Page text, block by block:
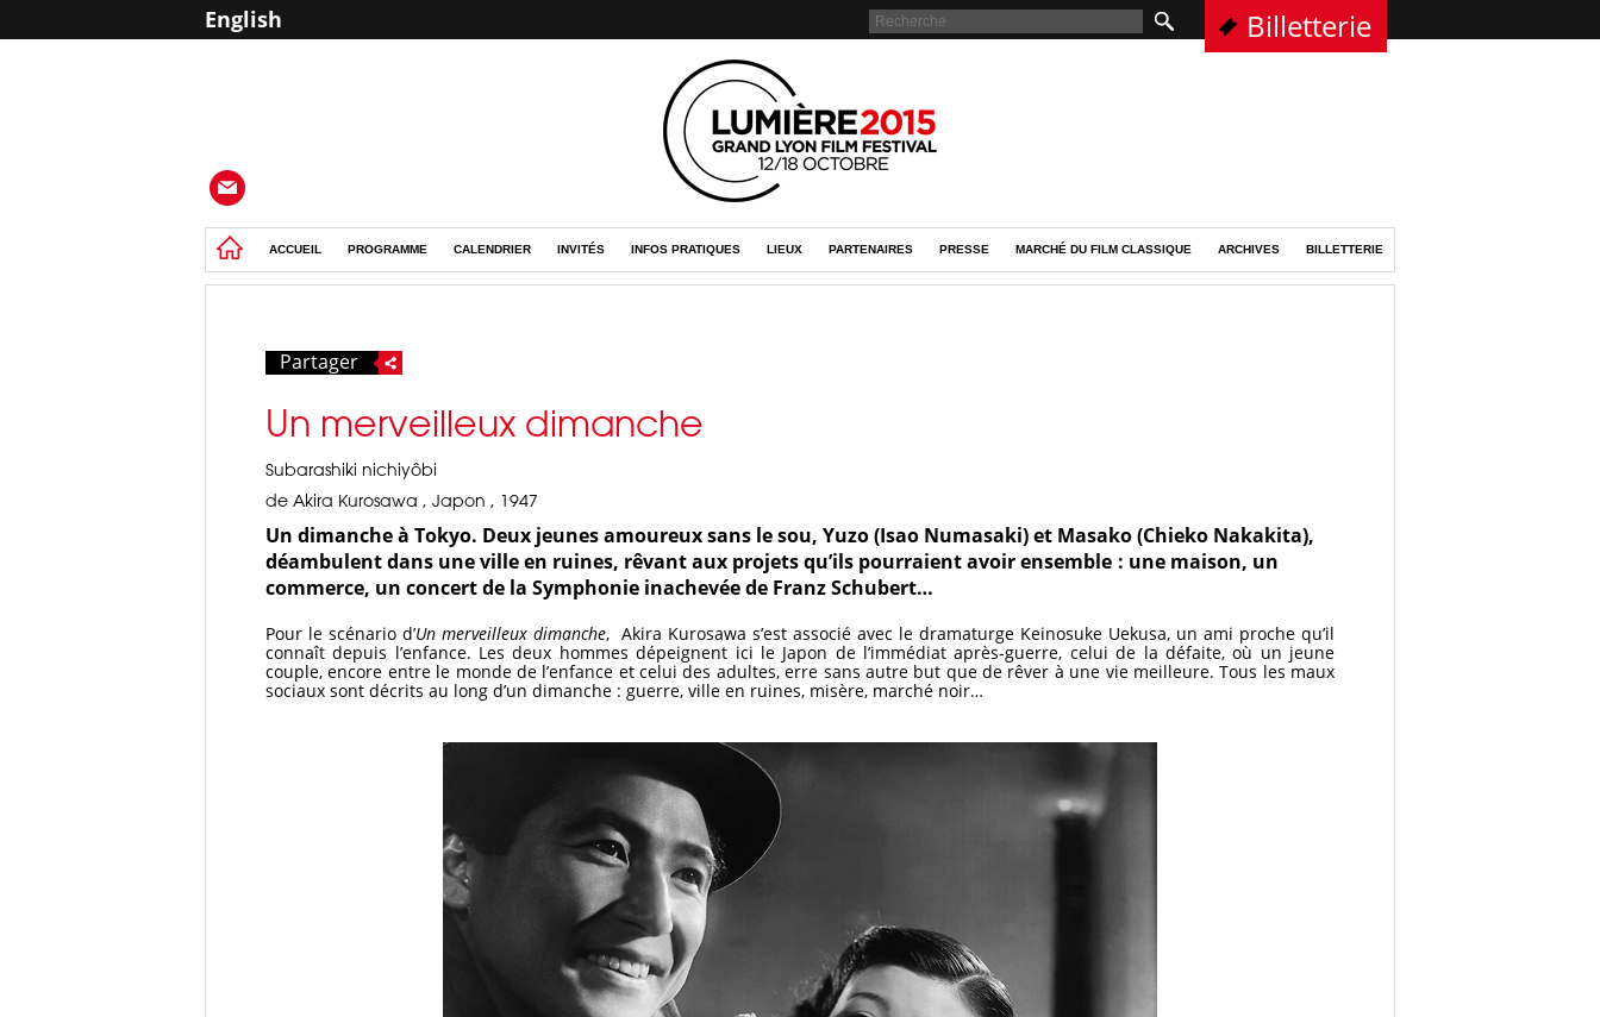
English Billetterie
ACCUEIL PROGRAMME CALENDRIER INVITÉS INFOS PRATIQUES LIEUX PARTENAIRES PRESSE MARCHÉ DU FILM CLASSIQUE ARCHIVES BILLETTERIE
Partager
Un merveilleux dimanche
Subarashiki nichiyôbi
de Akira Kurosawa , Japon , 1947
Un dimanche à Tokyo. Deux jeunes amoureux sans le sou, Yuzo (Isao Numasaki) et Masako (Chieko Nakakita),
déambulent dans une ville en ruines, rêvant aux projets qu’ils pourraient avoir ensemble : une maison, un
commerce, un concert de la Symphonie inachevée de Franz Schubert…
Pour le scénario d’Un merveilleux dimanche, Akira Kurosawa s’est associé avec le dramaturge Keinosuke Uekusa, un ami proche qu’il
connaît depuis l’enfance. Les deux hommes dépeignent ici le Japon de l’immédiat après-guerre, celui de la défaite, où un jeune
couple, encore entre le monde de l’enfance et celui des adultes, erre sans autre but que de rêver à une vie meilleure. Tous les maux
sociaux sont décrits au long d’un dimanche : guerre, ville en ruines, misère, marché noir…